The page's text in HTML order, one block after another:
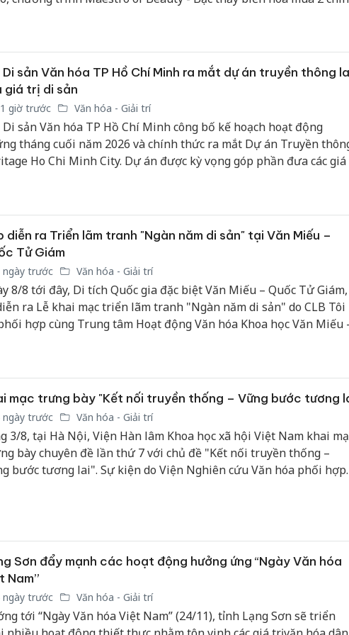
Di sản Văn hóa TP Hồ Chí Minh ra mắt dự án truyền thông
giá trị di sản
giờ trước Văn hóa - Giải trí
sản Văn hóa TP Hồ Chí Minh công bố kế hoạch hoạt động
tháng cuối năm 2026 và chính thức ra mắt Dự án Truyền
Ho Chi Minh City. Dự án được kỳ vọng góp phần đưa các giá
diễn ra Triển lãm tranh "Ngàn năm di sản" tại Văn Miếu –
Tử Giám
ngày trước Văn hóa - Giải trí
8/8 tới đây, Di tích Quốc gia đặc biệt Văn Miếu – Quốc Tử Giám,
ra Lễ khai mạc triển lãm tranh "Ngàn năm di sản" do CLB Tôi
hợp cùng Trung tâm Hoạt động Văn hóa Khoa học Văn Miếu
mạc trưng bày "Kết nối truyền thống – Vững bước tương
ngày trước Văn hóa - Giải trí
3/8, tại Hà Nội, Viện Hàn lâm Khoa học xã hội Việt Nam khai
bày chuyên đề lần thứ 7 với chủ đề "Kết nối truyền thống –
bước tương lai". Sự kiện do Viện Nghiên cứu Văn hóa phối hợp
Sơn đẩy mạnh các hoạt động hưởng ứng “Ngày Văn hóa
Nam”
ngày trước Văn hóa - Giải trí
tới “Ngày Văn hóa Việt Nam” (24/11), tỉnh Lạng Sơn sẽ triển
bán bình sữa
Moyuum giả
bán hàng giả
Quốc ra đầu